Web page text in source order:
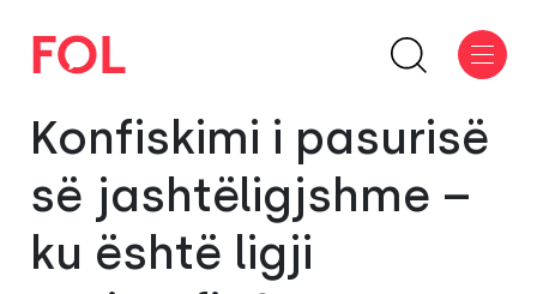
Konfiskimi i pasurisë
së jashtëligjshme –
ku është ligji